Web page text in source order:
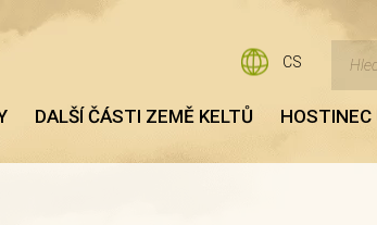
CS
DALŠÍ ČÁSTI ZEMĚ KELTŮ HOSTINEC